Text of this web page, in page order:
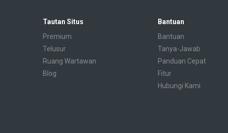
Tautan Situs
Premium
Telusur
Ruang Wartawan
Blog
Bantuan
Bantuan
Tanya-Jawab
Panduan Cepat
Fitur
Hubungi Kami